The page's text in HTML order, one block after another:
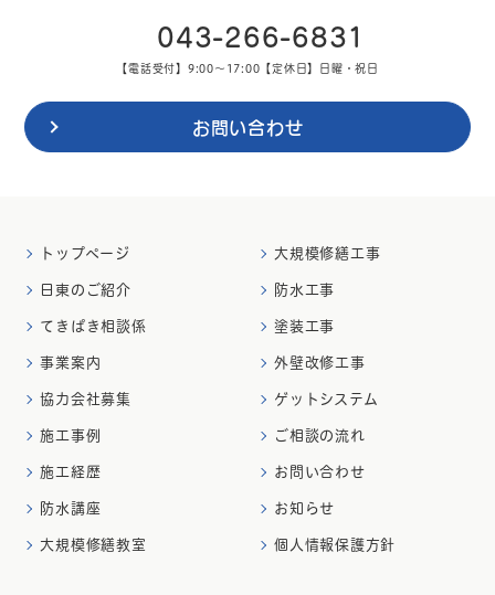
043-266-6831
【電話受付】9:00～17:00【定休日】日曜・祝日
お問い合わせ
トップページ
日東のご紹介
てきぱき相談係
事業案内
協力会社募集
大規模修繕工事
防水工事
塗装工事
外壁改修工事
ゲットシステム
施工事例
施工経歴
防水講座
大規模修繕教室
ご相談の流れ
お問い合わせ
お知らせ
個人情報保護方針